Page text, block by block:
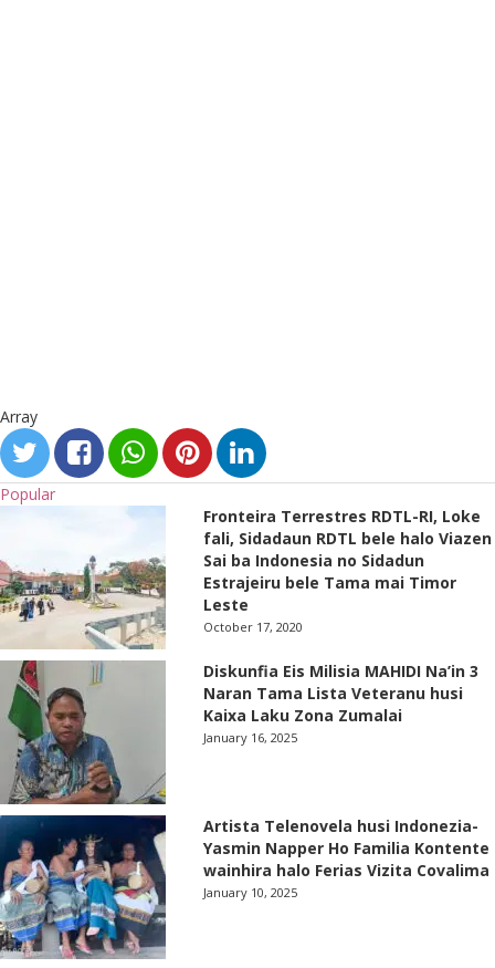
Array
Popular
Fronteira Terrestres RDTL-RI, Loke
fali, Sidadaun RDTL bele halo Viazen
Sai ba Indonesia no Sidadun
Estrajeiru bele Tama mai Timor
Leste
October 17, 2020
Diskunfia Eis Milisia MAHIDI Na’in 3
Naran Tama Lista Veteranu husi
Kaixa Laku Zona Zumalai
January 16, 2025
Artista Telenovela husi Indonezia-
Yasmin Napper Ho Familia Kontente
wainhira halo Ferias Vizita Covalima
January 10, 2025